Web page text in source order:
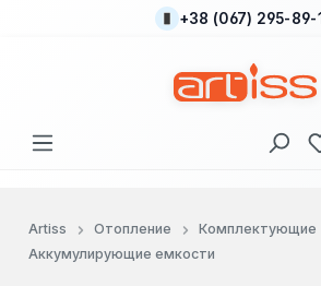
Перейти к основному+38 (067) 295-89-
Artiss Отопление
Комплектующие
Аккумулирующие емкости